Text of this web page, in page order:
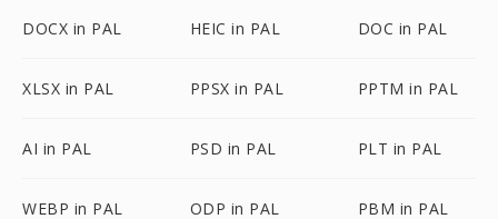
DOCX in PAL HEIC in PAL DOC in PAL
XLSX in PAL PPSX in PAL PPTM in PAL
AI in PAL PSD in PAL PLT in PAL
WEBP in PAL ODP in PAL PBM in PAL